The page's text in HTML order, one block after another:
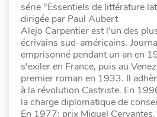
série "Essentiels de littérature
dirigée par Paul Aubert
Alejo Carpentier est l'un des
écrivains sud-américains.
emprisonné pendant un an en
s'exiler en France, puis au
premier roman en 1933. Il
à la révolution Castriste. En
la charge diplomatique de
En 1977: prix Miguel